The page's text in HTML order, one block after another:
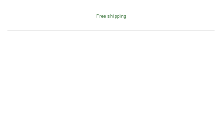
Free shipping